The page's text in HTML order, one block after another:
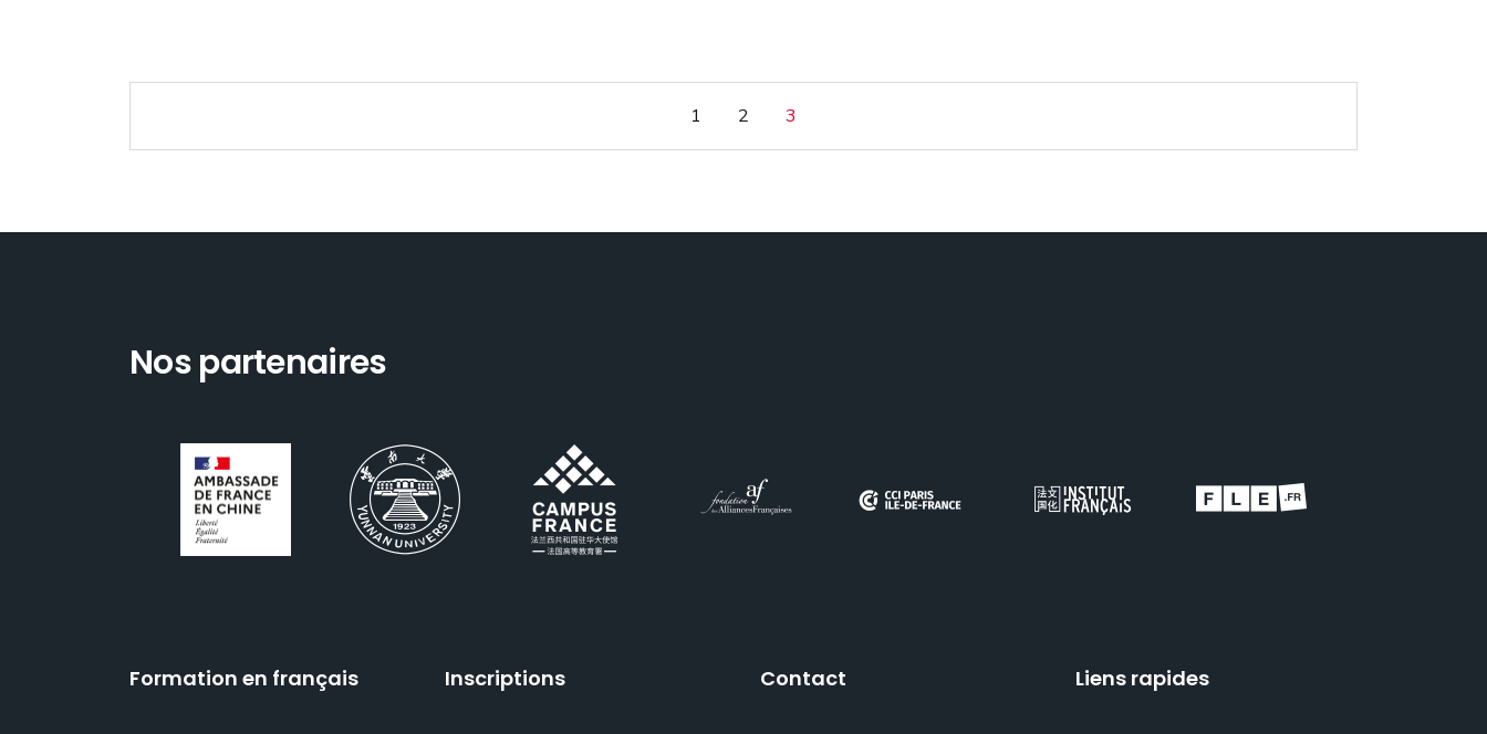
1 2 3
Nos partenaires
Formation en français Inscriptions Contact Liens rapides